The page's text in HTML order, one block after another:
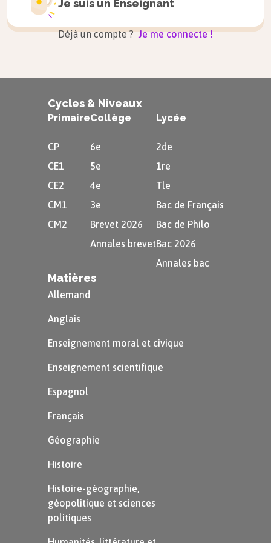
les évènements les uns par rapport aux autres.
Aujourd’hui
correspond au jour actuel.
Hier
est le jour qui s’est déroulé avant
la dernière nuit.
Demain est le jour qui
Rappel
La date permet de situer dans le temps le jour où
Je suis un Enseignant
Déjà un compte ? Je me connecte !
Cycles & Niveaux
Primaire
CP
CE1
CE2
CM1
CM2
Collège
6e
5e
4e
3e
Brevet 2026
Annales brevet
Lycée
2de
1re
Tle
Bac de Français
Bac de Philo
Bac 2026
Annales bac
Matières
Allemand
Anglais
Enseignement moral et civique
Enseignement scientifique
Espagnol
Français
Géographie
Histoire
Histoire-géographie,
géopolitique et sciences
politiques